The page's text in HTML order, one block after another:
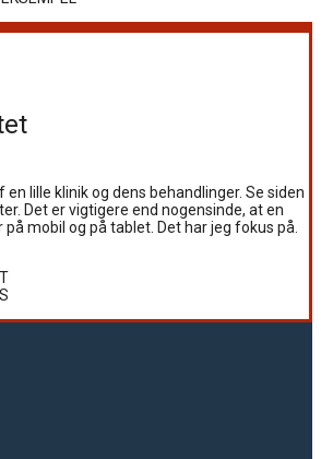
lille klinik og dens behandlinger. Se siden
Det er vigtigere end nogensinde, at en
mobil og på tablet. Det har jeg fokus på.